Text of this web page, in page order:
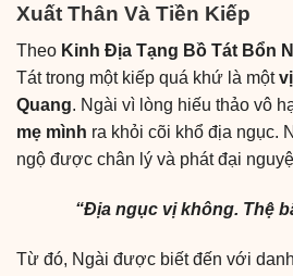
Xuất Thân Và Tiền Kiếp
Theo Kinh Địa Tạng Bồ Tát Bổn
Tát trong một kiếp quá khứ là một
Quang. Ngài vì lòng hiếu thảo vô
mẹ mình ra khỏi cõi khổ địa ngục.
ngộ được chân lý và phát đại
“Địa ngục vị không. Thệ
Từ đó, Ngài được biết đến với